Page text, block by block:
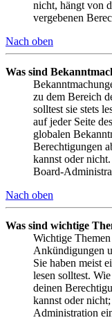
nicht, hängt von
vergebenen
Nach oben
Was sind
zu dem Bereich
solltest sie stets
auf jeder Seite
globalen
Berechtigungen
kannst oder
Board-
Nach oben
Was sind wichtige
Wichtige
Ankündigungen
Sie haben meist
lesen solltest.
deinen
kannst oder
Administration